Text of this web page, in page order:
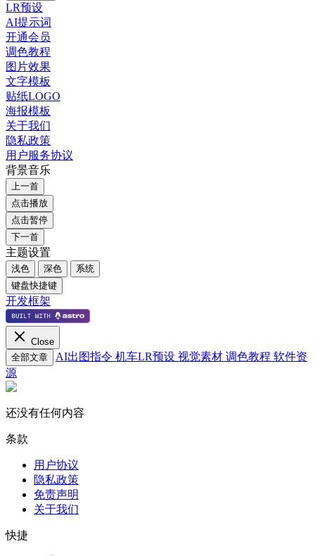
LR预设
AI提示词
开通会员
调色教程
图片效果
文字模板
贴纸LOGO
海报模板
关于我们
隐私政策
用户服务协议
背景音乐
上一首
点击播放
点击暂停
下一首
主题设置
浅色 深色
系统
键盘快捷键
开发框架
Close
全部文章
AI出图指令 机车LR预设 视觉素材 调色教程 软件资
源
还没有任何内容
条款
用户协议
隐私政策
免责声明
关于我们
快捷